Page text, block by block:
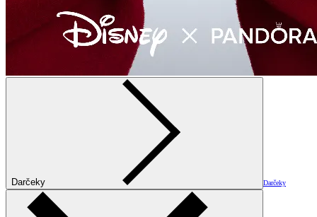
Darčeky Darčeky